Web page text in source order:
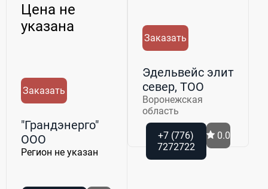
Цена не
указана
Заказать
"Грандэнерго"
ООО
Регион не указан
Заказать
Эдельвейс элит
север, ТОО
Воронежская
область
+7 (776)
7272722
0.0